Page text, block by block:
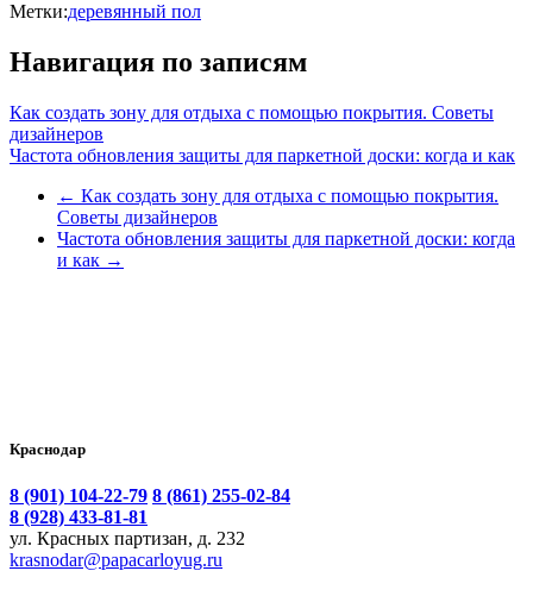
Метки:деревянный пол
Навигация по записям
Как создать зону для отдыха с помощью покрытия. Советы
дизайнеров
Частота обновления защиты для паркетной доски: когда и как
← Как создать зону для отдыха с помощью покрытия.
Советы дизайнеров
Частота обновления защиты для паркетной доски: когда
и как →
Краснодар
8 (901) 104-22-79 8 (861) 255-02-84
8 (928) 433-81-81
ул. Красных партизан, д. 232
krasnodar@papacarloyug.ru